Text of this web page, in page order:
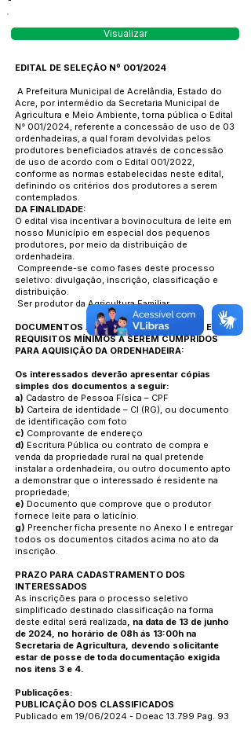
Visualizar
EDITAL DE SELEÇÃO Nº 001/2024
A Prefeitura Municipal de Acrelândia, Estado do
Acre, por intermédio da Secretaria Municipal de
Agricultura e Meio Ambiente, torna pública o Edital
N° 001/2024, referente a concessão de uso de 03
ordenhadeiras, a qual foram devolvidas pelos
produtores beneficiados através de concessão
de uso de acordo com o Edital 001/2022,
conforme as normas estabelecidas neste edital,
definindo os critérios dos produtores a serem
contemplados.
DA FINALIDADE:
O edital visa incentivar a bovinocultura de leite em
nosso Município em especial dos pequenos
produtores, por meio da distribuição de
ordenhadeira.
Compreende-se como fases deste processo
seletivo: divulgação, inscrição, classificação e
distribuição.
Ser produtor da Agricultura Familiar.
DOCUMENTOS A SEREM APRESENTADOS E
REQUISITOS MÍNIMOS A SEREM CUMPRIDOS
PARA AQUISIÇÃO DA ORDENHADEIRA:
Os interessados deverão apresentar cópias
simples dos documentos a seguir:
a) Cadastro de Pessoa Física – CPF
b) Carteira de identidade – CI (RG), ou documento
de identificação com foto
c) Comprovante de endereço
d) Escritura Pública ou contrato de compra e
venda da propriedade rural na qual pretende
instalar a ordenhadeira, ou outro documento apto
a demonstrar que o interessado é residente na
propriedade;
e) Documento que comprove que o produtor
fornece leite para o laticínio.
g) Preencher ficha presente no Anexo I e entregar
todos os documentos citados acima no ato da
inscrição.
PRAZO PARA CADASTRAMENTO DOS
INTERESSADOS
As inscrições para o processo seletivo
simplificado destinado classificação na forma
deste edital será realizada, na data de 13 de junho
de 2024, no horário de 08h ás 13:00h na
Secretaria de Agricultura, devendo solicitante
estar de posse de toda documentação exigida
nos itens 3 e 4.
Publicações:
PUBLICAÇÃO DOS CLASSIFICADOS
Publicado em 19/06/2024 - Doeac 13.799 Pag. 93